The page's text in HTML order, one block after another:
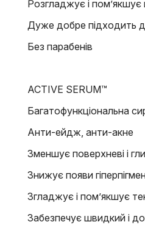
Розгладжує і пом’якшує
Дуже добре підходить
Без парабенів
ACTIVE SERUM™
Багатофункціональна
Анти-ейдж, анти-акне
Зменшує поверхневі і
Знижує появи
Згладжує і пом’якшує
Забезпечує швидкий і